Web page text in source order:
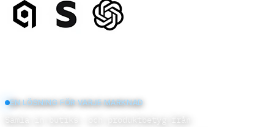
EN LÖSNING FÖR VARJE MARKNAD
Samla in butiks- och produktbetyg från